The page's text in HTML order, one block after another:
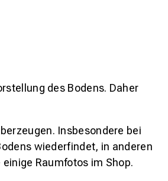
des Bodens. Daher
Insbesondere bei
wiederfindet, in anderen
Raumfotos im Shop.